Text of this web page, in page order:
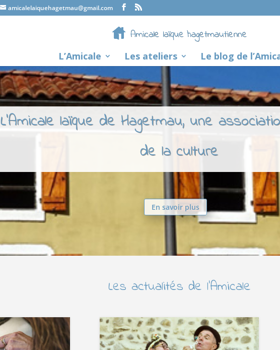
amicalelaiquehagetmau@gmail.com
L’Amicale Les ateliers Le blog de
L'Amicale laïque de Hagetmau, une
de la culture
En savoir plus
Les actualités de l’Amicale